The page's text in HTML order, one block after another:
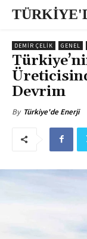
DEMİR ÇELİK GENEL
Devrim
By Türkiye'de Enerji